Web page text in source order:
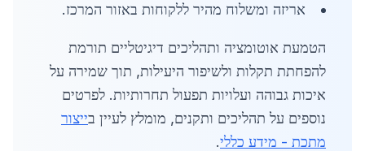
אריזה ומשלוח מהיר ללקוחות באזור המרכז.
הטמעת אוטומציה ותהליכים דיגיטליים תורמת
להפחתת תקלות ולשיפור היעילות, תוך שמירה על
איכות גבוהה ועלויות תפעול תחרותיות. לפרטים
נוספים על תהליכים ותקנים, מומלץ לעיין בייצור
מתכת - מידע כללי.